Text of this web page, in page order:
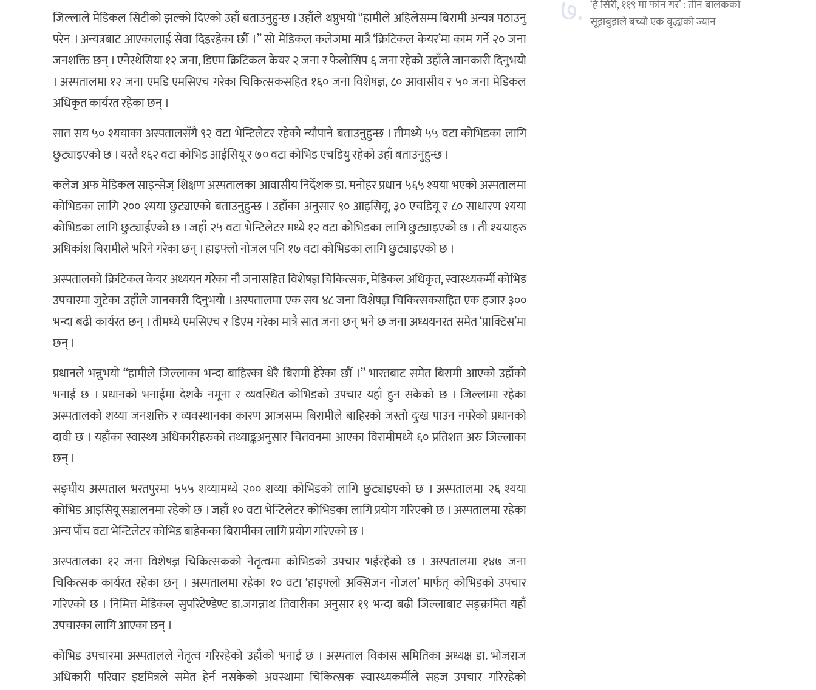
जिल्लाले मेडिकल सिटीको झल्को दिएको उहाँ बताउनुहुन्छ । उहाँले थप्नुभयो “हामीले अहिलेसम्म बिरामी अन्यत्र पठाउनु
परेन । अन्यत्रबाट आएकालाई सेवा दिइरहेका छौँ ।” सो मेडिकल कलेजमा मात्रै ‘क्रिटिकल केयर’मा काम गर्ने २० जना
जनशक्ति छन् । एनेस्थेसिया १२ जना, डिएम क्रिटिकल केयर २ जना र फेलोसिप ६ जना रहेको उहाँले जानकारी दिनुभयो
। अस्पतालमा १२ जना एमडि एमसिएच गरेका चिकित्सकसहित १६० जना विशेषज्ञ, ८० आवासीय र ५० जना मेडिकल
अधिकृत कार्यरत रहेका छन् ।
सात सय ५० श्ययाका अस्पतालसँगै ९२ वटा भेन्टिलेटर रहेको न्यौपाने बताउनुहुन्छ । तीमध्ये ५५ वटा कोभिडका लागि
छुट्याइएको छ । यस्तै १६२ वटा कोभिड आईसियू र ७० वटा कोभिड एचडियु रहेको उहाँ बताउनुहुन्छ ।
कलेज अफ मेडिकल साइन्सेज् शिक्षण अस्पतालका आवासीय निर्देशक डा. मनोहर प्रधान ५६५ श्यया भएको अस्पतालमा
कोभिडका लागि २०० श्यया छुट्याएको बताउनुहुन्छ । उहाँका अनुसार ९० आइसियू, ३० एचडियू र ८० साधारण श्यया
कोभिडका लागि छुट्याईएको छ । जहाँ २५ वटा भेन्टिलेटर मध्ये १२ वटा कोभिडका लागि छुट्याइएको छ । ती श्ययाहरु
अधिकांश बिरामीले भरिने गरेका छन् । हाइफ्लो नोजल पनि १७ वटा कोभिडका लागि छुट्याइएको छ ।
अस्पतालको क्रिटिकल केयर अध्ययन गरेका नौ जनासहित विशेषज्ञ चिकित्सक, मेडिकल अधिकृत, स्वास्थ्यकर्मी कोभिड
उपचारमा जुटेका उहाँले जानकारी दिनुभयो । अस्पतालमा एक सय ४८ जना विशेषज्ञ चिकित्सकसहित एक हजार ३००
भन्दा बढी कार्यरत छन् । तीमध्ये एमसिएच र डिएम गरेका मात्रै सात जना छन् भने छ जना अध्ययनरत समेत ‘प्राक्टिस’मा
छन् ।
प्रधानले भन्नुभयो “हामीले जिल्लाका भन्दा बाहिरका धेरै बिरामी हेरेका छौँ ।” भारतबाट समेत बिरामी आएको उहाँको
भनाई छ । प्रधानको भनाईमा देशकै नमूना र व्यवस्थित कोभिडको उपचार यहाँ हुन सकेको छ । जिल्लामा रहेका
अस्पतालको शय्या जनशक्ति र व्यवस्थानका कारण आजसम्म बिरामीले बाहिरको जस्तो दुःख पाउन नपरेको प्रधानको
दावी छ । यहाँका स्वास्थ्य अधिकारीहरुको तथ्याङ्कअनुसार चितवनमा आएका विरामीमध्ये ६० प्रतिशत अरु जिल्लाका
छन् ।
सङ्घीय अस्पताल भरतपुरमा ५५५ शय्यामध्ये २०० शय्या कोभिडको लागि छुट्याइएको छ । अस्पतालमा २६ श्यया
कोभिड आइसियू सञ्चालनमा रहेको छ । जहाँ १० वटा भेन्टिलेटर कोभिडका लागि प्रयोग गरिएको छ । अस्पतालमा रहेका
अन्य पाँच वटा भेन्टिलेटर कोभिड बाहेकका बिरामीका लागि प्रयोग गरिएको छ ।
अस्पतालका १२ जना विशेषज्ञ चिकित्सकको नेतृत्वमा कोभिडको उपचार भईरहेको छ । अस्पतालमा १४७ जना
चिकित्सक कार्यरत रहेका छन् । अस्पतालमा रहेका १० वटा ‘हाइफ्लो अक्सिजन नोजल’ मार्फत् कोभिडको उपचार
गरिएको छ । निमित्त मेडिकल सुपरिटेण्डेण्ट डा.जगन्नाथ तिवारीका अनुसार १९ भन्दा बढी जिल्लाबाट सङ्क्रमित यहाँ
उपचारका लागि आएका छन् ।
कोभिड उपचारमा अस्पतालले नेतृत्व गरिरहेको उहाँको भनाई छ । अस्पताल विकास समितिका अध्यक्ष डा. भोजराज
अधिकारी परिवार इष्टमित्रले समेत हेर्न नसकेको अवस्थामा चिकित्सक स्वास्थ्यकर्मीले सहज उपचार गरिरहेको
७. ‘हे सिरी, ११९ मा फोन गर’ : तीन बालकको
सूझबुझले बच्यो एक वृद्धाको ज्यान